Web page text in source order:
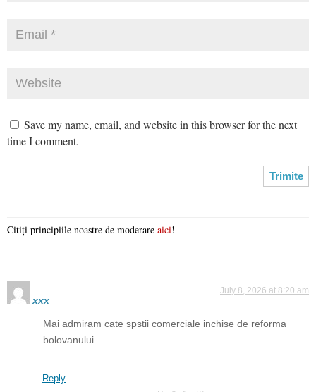
Save my name, email, and website in this browser for the next
time I comment.
Citiți principiile noastre de moderare aici!
xxx
July 8, 2026 at 8:20 am
Mai admiram cate spstii comerciale inchise de reforma
bolovanului
Reply